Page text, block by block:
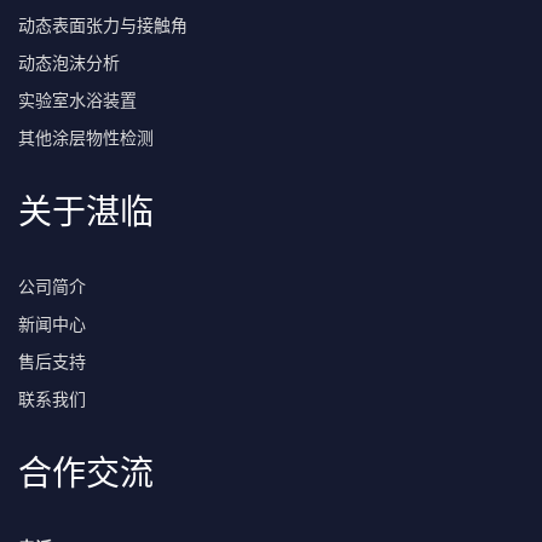
动态表面张力与接触角
动态泡沫分析
实验室水浴装置
其他涂层物性检测
关于湛临
公司简介
新闻中心
售后支持
联系我们
合作交流